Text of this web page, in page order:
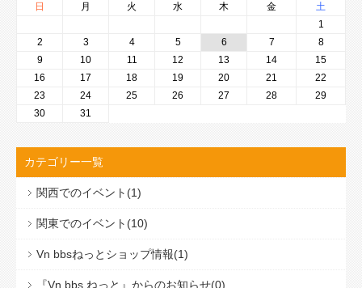
日
月 火 水 木 金
土
1
2
3 4 5 6 7
8
9
10 11 12 13 14
15
16
17 18 19 20 21
22
23
24 25 26 27 28
29
30
31
カテゴリー一覧
関西でのイベント(1)
関東でのイベント(10)
Vn bbsねっとショップ情報(1)
『Vn bbs ねっと』からのお知らせ(0)